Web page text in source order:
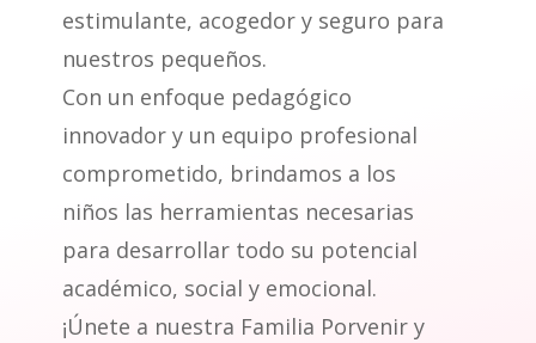
estimulante, acogedor y seguro para
nuestros pequeños.
Con un enfoque pedagógico
innovador y un equipo profesional
comprometido, brindamos a los
niños las herramientas necesarias
para desarrollar todo su potencial
académico, social y emocional.
¡Únete a nuestra Familia Porvenir y